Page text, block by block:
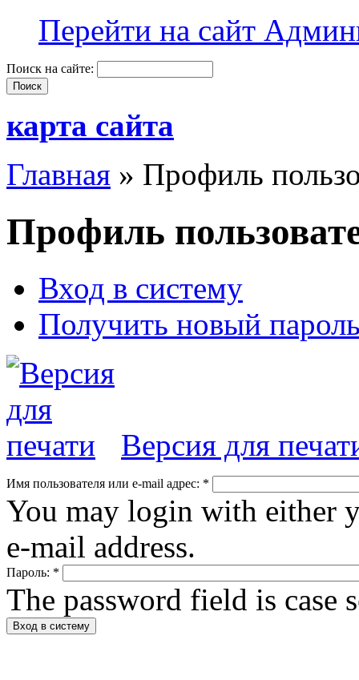
Перейти на сайт
Поиск на сайте:
карта сайта
Главная » Профиль
Профиль
Вход в систему
Получить новый
Версия для
Имя пользователя или e-mail адрес: *
You may login with either
e-mail address.
Пароль: *
The password field is case